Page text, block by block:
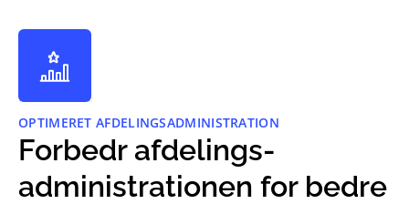
OPTIMERET AFDELINGSADMINISTRATION
Forbedr afdelings­
administrationen for bedre